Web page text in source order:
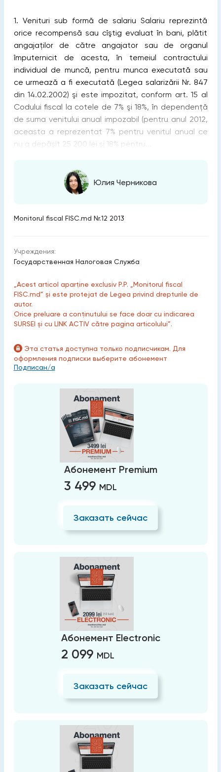
1. Venituri sub formă de salariu Salariu reprezintă
orice recompensă sau cîştig evaluat în bani, plătit
angajaţilor de către angajator sau de organul
împuternicit de acesta, în temeiul contractului
individual de muncă, pentru munca executată sau
ce urmează a ﬁ executată (Legea salarizării Nr. 847
din 14.02.2002) şi este impozitat, conform art. 15 al
Codului ﬁscal la cotele de 7% şi 18%, în dependenţă
de suma venitului anual impozabil (pentru anul 2012,
aceasta a reprezentat 7% pentru venitul anual ce
nu a depăşit 25 200 lei şi 18% pentru...
Юлия Черникова
Monitorul fiscal FISC.md Nr.12 2013
Учреждения:
Государственная Налоговая Служба
„Acest articol aparține exclusiv P.P. „Monitorul fiscal
FISC.md” și este protejat de Legea privind drepturile de
autor.
Orice preluare a conținutului se face doar cu indicarea
SURSEI și cu LINK ACTIV către pagina articolului”.
Эта статья доступна только подписчикам. Для
оформления подписки выберите абонемент
Подписан/а
Абонемент Premium
3 499 MDL
Заказать сейчас
Абонемент Electronic
2 099 MDL
Заказать сейчас